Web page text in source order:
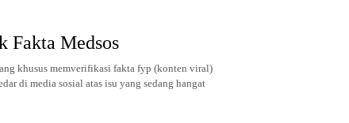
Fakta Medsos
khusus memverifikasi fakta fyp (konten viral)
di media sosial atas isu yang sedang hangat